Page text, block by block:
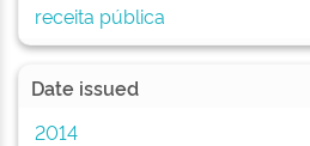
receita pública
Date issued
2014